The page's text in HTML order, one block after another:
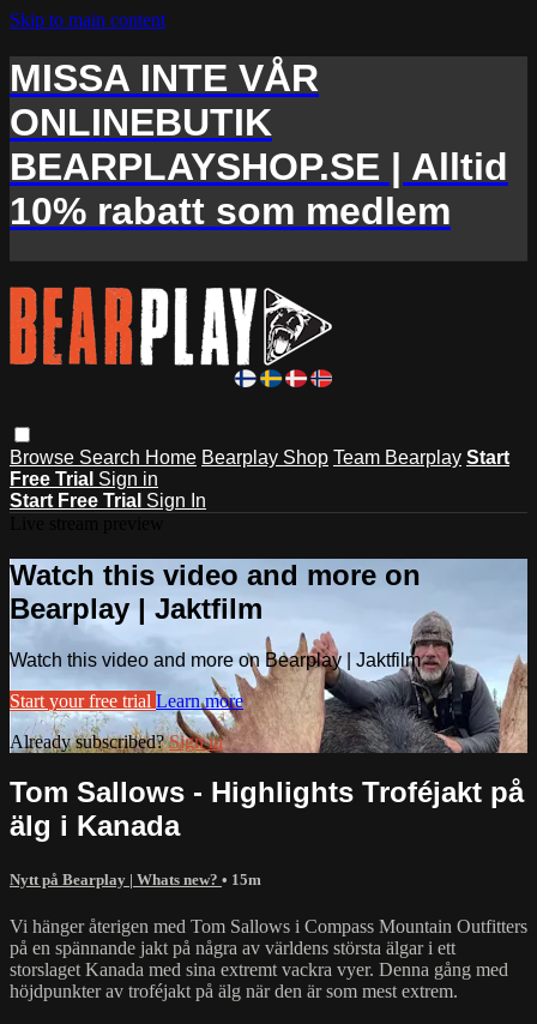
Skip to main content
MISSA INTE VÅR
ONLINEBUTIK
BEARPLAYSHOP.SE | Alltid
10% rabatt som medlem
Browse Search Home Bearplay Shop Team Bearplay Start
Free Trial Sign in
Start Free Trial Sign In
Watch this video and more on
Bearplay | Jaktfilm
Watch this video and more on Bearplay | Jaktfilm
Start your free trial Learn more
Already subscribed?Sign in
Tom Sallows - Highlights Troféjakt på
älg i Kanada
Nytt på Bearplay | Whats new? • 15m
Vi hänger återigen med Tom Sallows i Compass Mountain Outfitters
på en spännande jakt på några av världens största älgar i ett
storslaget Kanada med sina extremt vackra vyer. Denna gång med
höjdpunkter av troféjakt på älg när den är som mest extrem.